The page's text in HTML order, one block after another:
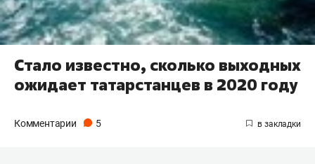
Стало известно, сколько выходных
ожидает татарстанцев в 2020 году
Комментарии 5